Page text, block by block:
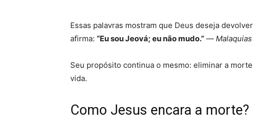
Essas palavras mostram que Deus deseja
afirma: “Eu sou Jeová; eu não mudo.” — Malaquias
Seu propósito continua o mesmo: eliminar a
vida.
Como Jesus encara a morte?